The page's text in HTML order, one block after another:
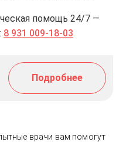
помощь 24/7 —
8 931 009-18-03
Подробнее
врачи вам помогут